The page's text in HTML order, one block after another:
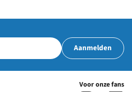
Aanmelden
Voor onze fans